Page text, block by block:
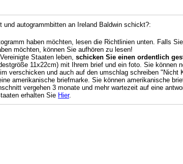
und autogrammbitten an Ireland Baldwin schickt?:
haben möchten, lesen die Richtlinien unten. Falls
möchten, können Sie aufhören zu lesen!
Staaten leben, schicken Sie einen ordentlich
11x22cm) mit Ihrem brief und ein foto. Sie können
verschicken und auch auf den umschlag schreiben "Nicht
amerikanische briefmarke. Sie können amerikanische
vergehen 3 monate und mehr wartezeit auf eine
erhalten Sie Hier.